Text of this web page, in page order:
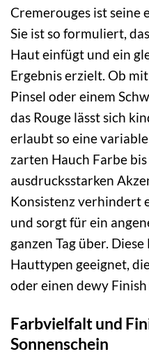
Cremerouges ist seine
Sie ist so formuliert,
Haut einfügt und ein
Ergebnis erzielt. Ob
Pinsel oder einem
das Rouge lässt sich
erlaubt so eine
zarten Hauch Farbe
ausdrucksstarken
Konsistenz verhindert
und sorgt für ein
ganzen Tag über.
Hauttypen geeignet,
oder einen dewy Finish
Farbvielfalt und
Sonnenschein